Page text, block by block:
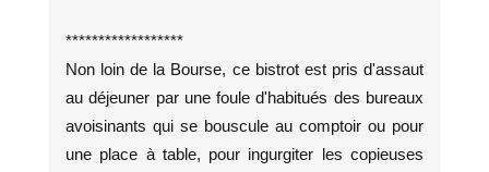
******************
Non loin de la Bourse, ce bistrot est pris d'assaut
au déjeuner par une foule d'habitués des bureaux
avoisinants qui se bouscule au comptoir ou pour
une place à table, pour ingurgiter les copieuses